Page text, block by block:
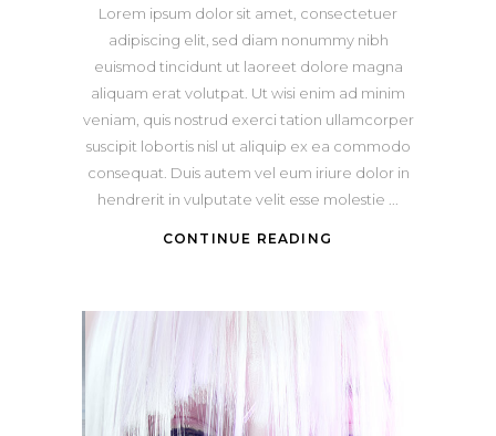
Lorem ipsum dolor sit amet, consectetuer
adipiscing elit, sed diam nonummy nibh
euismod tincidunt ut laoreet dolore magna
aliquam erat volutpat. Ut wisi enim ad minim
veniam, quis nostrud exerci tation ullamcorper
suscipit lobortis nisl ut aliquip ex ea commodo
consequat. Duis autem vel eum iriure dolor in
hendrerit in vulputate velit esse molestie
CONTINUE READING